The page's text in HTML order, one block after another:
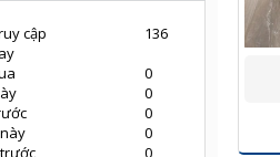
cập
136
0
0
0
0
0